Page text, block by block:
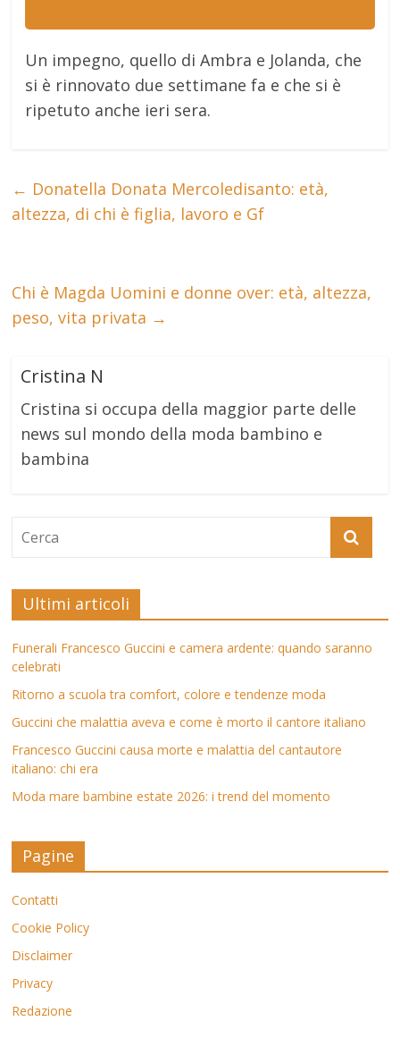
Un impegno, quello di Ambra e Jolanda, che
si è rinnovato due settimane fa e che si è
ripetuto anche ieri sera.
← Donatella Donata Mercoledisanto: età,
altezza, di chi è figlia, lavoro e Gf
Chi è Magda Uomini e donne over: età, altezza,
peso, vita privata →
Cristina N
Cristina si occupa della maggior parte delle
news sul mondo della moda bambino e
bambina
Ultimi articoli
Funerali Francesco Guccini e camera ardente: quando saranno
celebrati
Ritorno a scuola tra comfort, colore e tendenze moda
Guccini che malattia aveva e come è morto il cantore italiano
Francesco Guccini causa morte e malattia del cantautore
italiano: chi era
Moda mare bambine estate 2026: i trend del momento
Pagine
Contatti
Cookie Policy
Disclaimer
Privacy
Redazione